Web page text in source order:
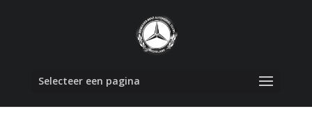
Selecteer een pagina